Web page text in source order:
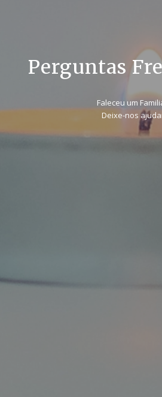
Perguntas
Faleceu um
Deixe-nos